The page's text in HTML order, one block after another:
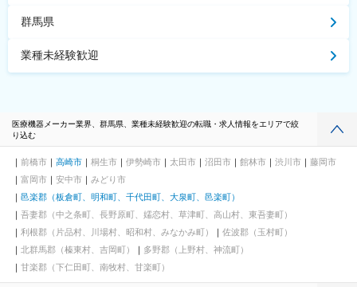
群馬県
業種未経験歓迎
医療機器メーカー業界、群馬県、業種未経験歓迎の転職・求人情報をエリアで絞
り込む
前橋市 高崎市 桐生市 伊勢崎市 太田市 沼田市 館林市 渋川市
藤岡市
富岡市
安中市
みどり市
邑楽郡（板倉町、明和町、千代田町、大泉町、邑楽町）
吾妻郡（中之条町、長野原町、嬬恋村、草津町、高山村、東吾妻町）
利根郡（片品村、川場村、昭和村、みなかみ町）
佐波郡（玉村町）
北群馬郡（榛東村、吉岡町）
多野郡（上野村、神流町）
甘楽郡（下仁田町、南牧村、甘楽町）